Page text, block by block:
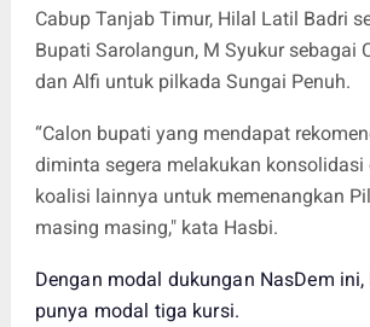
Cabup Tanjab Timur, Hilal Latil Badri
Bupati Sarolangun, M Syukur sebagai
dan Alfi untuk pilkada Sungai Penuh.
“Calon bupati yang mendapat
diminta segera melakukan konsolidasi
koalisi lainnya untuk memenangkan
masing masing," kata Hasbi.
Dengan modal dukungan NasDem ini,
punya modal tiga kursi.